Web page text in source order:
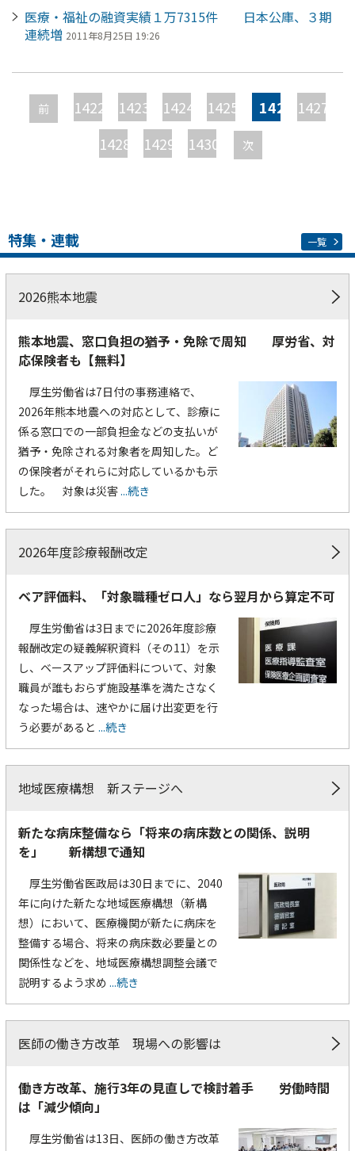
医療・福祉の融資実績１万7315件 日本公庫、３期
連続増 2011年8月25日 19:26
ペ
ー
ジ
前 1422 1423 1424 1425 1426
1427
1428
1429 1430 次
特集・連載 一覧
2026熊本地震
熊本地震、窓口負担の猶予・免除で周知 厚労省、対
応保険者も【無料】
厚生労働省は7日付の事務連絡で、
2026年熊本地震への対応として、診療に
係る窓口での一部負担金などの支払いが
猶予・免除される対象者を周知した。ど
の保険者がそれらに対応しているかも示
した。 対象は災害...続き
2026年度診療報酬改定
ベア評価料、「対象職種ゼロ人」なら翌月から算定不可
厚生労働省は3日までに2026年度診療
報酬改定の疑義解釈資料（その11）を示
し、ベースアップ評価料について、対象
職員が誰もおらず施設基準を満たさなく
なった場合は、速やかに届け出変更を行
う必要があると ...続き
地域医療構想 新ステージへ
新たな病床整備なら「将来の病床数との関係、説明
を」 新構想で通知
厚生労働省医政局は30日までに、2040
年に向けた新たな地域医療構想（新構
想）において、医療機関が新たに病床を
整備する場合、将来の病床数必要量との
関係性などを、地域医療構想調整会議で
説明するよう求め ...続き
医師の働き方改革 現場への影響は
働き方改革、施行3年の見直しで検討着手 労働時間
は「減少傾向」
厚生労働省は13日、医師の働き方改革